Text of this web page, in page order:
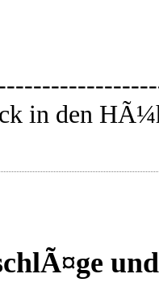
in den